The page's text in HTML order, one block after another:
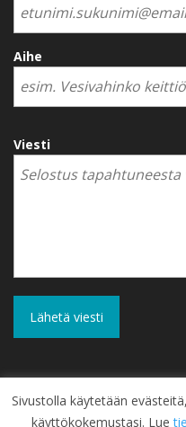
Aihe
Viesti
Sivustolla käytetään
käyttökokemustasi. Lue